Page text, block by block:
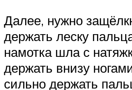
Далее, нужно
держать леску
намотка шла с
держать внизу
сильно держать